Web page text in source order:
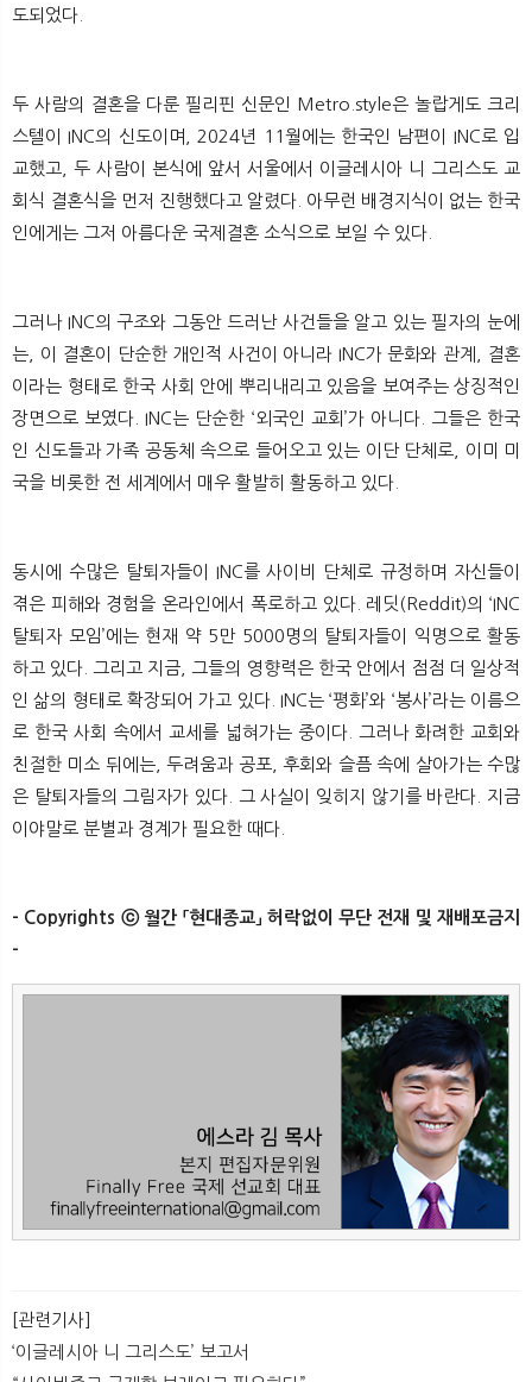
도되었다.
두 사람의 결혼을 다룬 필리핀 신문인 Metro.style은 놀랍게도 크리
스텔이 INC의 신도이며, 2024년 11월에는 한국인 남편이 INC로 입
교했고, 두 사람이 본식에 앞서 서울에서 이글레시아 니 그리스도 교
회식 결혼식을 먼저 진행했다고 알렸다. 아무런 배경지식이 없는 한국
인에게는 그저 아름다운 국제결혼 소식으로 보일 수 있다.
그러나 INC의 구조와 그동안 드러난 사건들을 알고 있는 필자의 눈에
는, 이 결혼이 단순한 개인적 사건이 아니라 INC가 문화와 관계, 결혼
이라는 형태로 한국 사회 안에 뿌리내리고 있음을 보여주는 상징적인
장면으로 보였다. INC는 단순한 ‘외국인 교회’가 아니다. 그들은 한국
인 신도들과 가족 공동체 속으로 들어오고 있는 이단 단체로, 이미 미
국을 비롯한 전 세계에서 매우 활발히 활동하고 있다.
동시에 수많은 탈퇴자들이 INC를 사이비 단체로 규정하며 자신들이
겪은 피해와 경험을 온라인에서 폭로하고 있다. 레딧(Reddit)의 ‘INC
탈퇴자 모임’에는 현재 약 5만 5000명의 탈퇴자들이 익명으로 활동
하고 있다. 그리고 지금, 그들의 영향력은 한국 안에서 점점 더 일상적
인 삶의 형태로 확장되어 가고 있다. INC는 ‘평화’와 ‘봉사’라는 이름으
로 한국 사회 속에서 교세를 넓혀가는 중이다. 그러나 화려한 교회와
친절한 미소 뒤에는, 두려움과 공포, 후회와 슬픔 속에 살아가는 수많
은 탈퇴자들의 그림자가 있다. 그 사실이 잊히지 않기를 바란다. 지금
이야말로 분별과 경계가 필요한 때다.
- Copyrights ⓒ 월간 「현대종교」 허락없이 무단 전재 및 재배포금지
-
[관련기사]
‘이글레시아 니 그리스도’ 보고서